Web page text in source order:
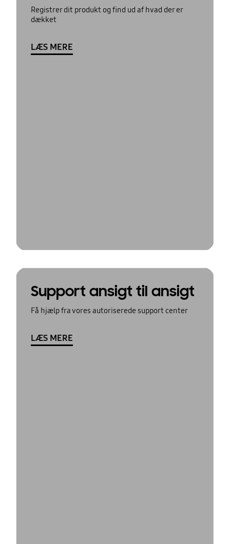
Registrer dit produkt og find ud af hvad der er
dækket
LÆS MERE
Support ansigt til ansigt
Få hjælp fra vores autoriserede support center
LÆS MERE